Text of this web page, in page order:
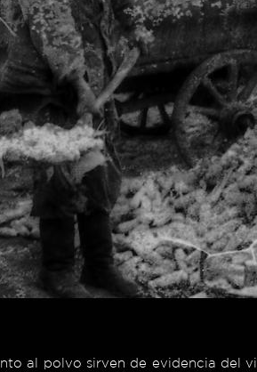
al polvo sirven de evidencia del